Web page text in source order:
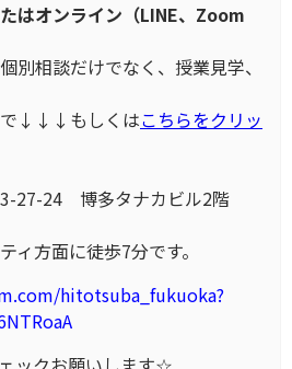
はオンライン（LINE、Zoom
別相談だけでなく、授業見学、
で↓↓↓もしくはこちらをクリッ
27-24 博多タナカビル2階
ィ方面に徒歩7分です。
hitotsuba_fukuoka?